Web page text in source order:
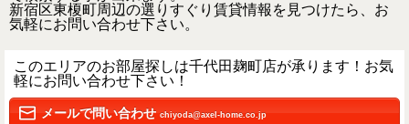
新宿区東榎町周辺の選りすぐり賃貸情報を見つけたら、お
気軽にお問い合わせ下さい。
このエリアのお部屋探しは千代田麹町店が承ります！お気
軽にお問い合わせ下さい！
メールで問い合わせ chiyoda@axel-home.co.jp